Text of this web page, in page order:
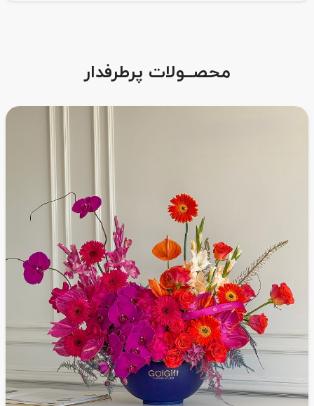
محصــولات پرطرفدار